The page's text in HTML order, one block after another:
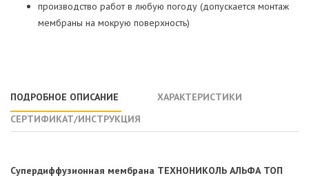
производство работ в любую погоду (допускается монтаж
мембраны на мокрую поверхность)
ПОДРОБНОЕ ОПИСАНИЕ
ХАРАКТЕРИСТИКИ
СЕРТИФИКАТ/ИНСТРУКЦИЯ
Супердиффузионная мембрана ТЕХНОНИКОЛЬ АЛЬФА ТОП